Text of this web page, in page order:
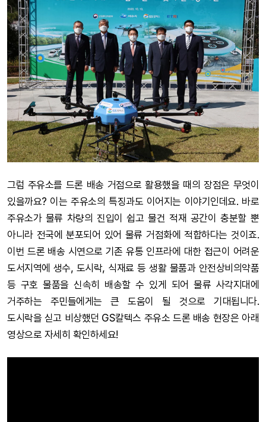
그럼 주유소를 드론 배송 거점으로 활용했을 때의 장점은 무엇이
있을까요? 이는 주유소의 특징과도 이어지는 이야기인데요. 바로
주유소가 물류 차량의 진입이 쉽고 물건 적재 공간이 충분할 뿐
아니라 전국에 분포되어 있어 물류 거점화에 적합하다는 것이죠.
이번 드론 배송 시연으로 기존 유통 인프라에 대한 접근이 어려운
도서지역에 생수, 도시락, 식재료 등 생활 물품과 안전상비의약품
등 구호 물품을 신속히 배송할 수 있게 되어 물류 사각지대에
거주하는 주민들에게는 큰 도움이 될 것으로 기대됩니다.
도시락을 싣고 비상했던 GS칼텍스 주유소 드론 배송 현장은 아래
영상으로 자세히 확인하세요!